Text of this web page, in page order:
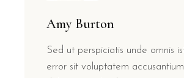
Amy Burton
Sed ut perspiciatis unde omnis
error sit voluptatem accusantium